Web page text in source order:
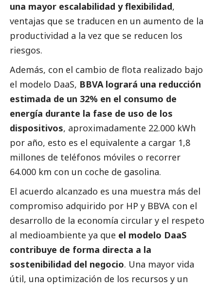
una mayor escalabilidad y flexibilidad,
ventajas que se traducen en un aumento de la
productividad a la vez que se reducen los
riesgos.
Además, con el cambio de flota realizado bajo
el modelo DaaS, BBVA logrará una reducción
estimada de un 32% en el consumo de
energía durante la fase de uso de los
dispositivos, aproximadamente 22.000 kWh
por año, esto es el equivalente a cargar 1,8
millones de teléfonos móviles o recorrer
64.000 km con un coche de gasolina.
El acuerdo alcanzado es una muestra más del
compromiso adquirido por HP y BBVA con el
desarrollo de la economía circular y el respeto
al medioambiente ya que el modelo DaaS
contribuye de forma directa a la
sostenibilidad del negocio. Una mayor vida
útil, una optimización de los recursos y un